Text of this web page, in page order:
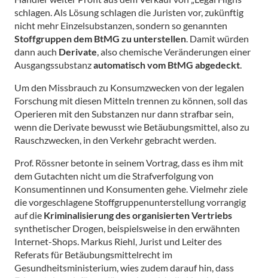
schlagen. Als Lösung schlagen die Juristen vor, zukünftig
nicht mehr Einzelsubstanzen, sondern so genannten
Stoffgruppen dem BtMG zu unterstellen. Damit würden
dann auch Derivate, also chemische Veränderungen einer
Ausgangssubstanzautomatisch vom BtMG abgedeckt.
Um den Missbrauch zu Konsumzwecken von der legalen
Forschung mit diesen Mitteln trennen zu können, soll das
Operieren mit den Substanzen nur dann strafbar sein,
wenn die Derivate bewusst wie Betäubungsmittel, also zu
Rauschzwecken, in den Verkehr gebracht werden.
Prof. Rössner betonte in seinem Vortrag, dass es ihm mit
dem Gutachten nicht um die Strafverfolgung von
Konsumentinnen und Konsumenten gehe. Vielmehr ziele
die vorgeschlagene Stoffgruppenunterstellung vorrangig
auf die Kriminalisierung des organisierten Vertriebs
synthetischer Drogen, beispielsweise in den erwähnten
Internet-Shops. Markus Riehl, Jurist und Leiter des
Referats für Betäubungsmittelrecht im
Gesundheitsministerium, wies zudem darauf hin, dass